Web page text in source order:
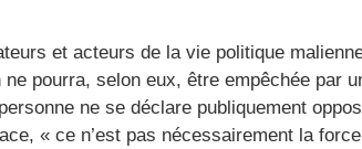
et acteurs de la vie politique
pourra, selon eux, être empêchée par
ne se déclare publiquement
« ce n’est pas nécessairement la